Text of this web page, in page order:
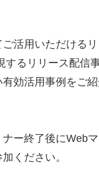
活用いただける
するリリース配信
効活用事例をご
ー終了後にWeb
ください。